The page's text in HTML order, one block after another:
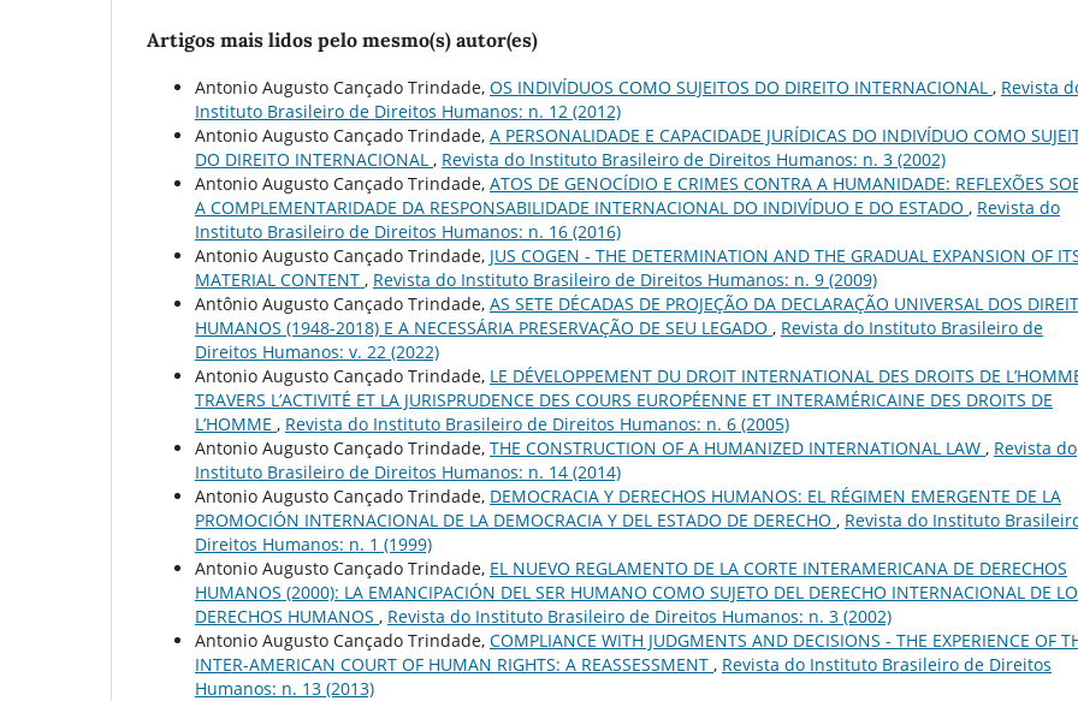
Artigos mais lidos pelo mesmo(s) autor(es)
Antonio Augusto Cançado Trindade, OS INDIVÍDUOS COMO SUJEITOS DO DIREITO INTERNACIONAL , Revista
Instituto Brasileiro de Direitos Humanos: n. 12 (2012)
Antonio Augusto Cançado Trindade, A PERSONALIDADE E CAPACIDADE JURÍDICAS DO INDIVÍDUO COMO
DO DIREITO INTERNACIONAL , Revista do Instituto Brasileiro de Direitos Humanos: n. 3 (2002)
Antonio Augusto Cançado Trindade, ATOS DE GENOCÍDIO E CRIMES CONTRA A HUMANIDADE: REFLEXÕES
A COMPLEMENTARIDADE DA RESPONSABILIDADE INTERNACIONAL DO INDIVÍDUO E DO ESTADO , Revista do
Instituto Brasileiro de Direitos Humanos: n. 16 (2016)
Antonio Augusto Cançado Trindade, JUS COGEN - THE DETERMINATION AND THE GRADUAL EXPANSION OF
MATERIAL CONTENT , Revista do Instituto Brasileiro de Direitos Humanos: n. 9 (2009)
Antônio Augusto Cançado Trindade, AS SETE DÉCADAS DE PROJEÇÃO DA DECLARAÇÃO UNIVERSAL DOS
HUMANOS (1948-2018) E A NECESSÁRIA PRESERVAÇÃO DE SEU LEGADO , Revista do Instituto Brasileiro de
Direitos Humanos: v. 22 (2022)
Antonio Augusto Cançado Trindade, LE DÉVELOPPEMENT DU DROIT INTERNATIONAL DES DROITS DE
TRAVERS L’ACTIVITÉ ET LA JURISPRUDENCE DES COURS EUROPÉENNE ET INTERAMÉRICAINE DES DROITS DE
L’HOMME , Revista do Instituto Brasileiro de Direitos Humanos: n. 6 (2005)
Antonio Augusto Cançado Trindade, THE CONSTRUCTION OF A HUMANIZED INTERNATIONAL LAW , Revista do
Instituto Brasileiro de Direitos Humanos: n. 14 (2014)
Antonio Augusto Cançado Trindade, DEMOCRACIA Y DERECHOS HUMANOS: EL RÉGIMEN EMERGENTE DE LA
PROMOCIÓN INTERNACIONAL DE LA DEMOCRACIA Y DEL ESTADO DE DERECHO , Revista do Instituto
Direitos Humanos: n. 1 (1999)
Antonio Augusto Cançado Trindade, EL NUEVO REGLAMENTO DE LA CORTE INTERAMERICANA DE DERECHOS
HUMANOS (2000): LA EMANCIPACIÓN DEL SER HUMANO COMO SUJETO DEL DERECHO INTERNACIONAL DE
DERECHOS HUMANOS , Revista do Instituto Brasileiro de Direitos Humanos: n. 3 (2002)
Antonio Augusto Cançado Trindade, COMPLIANCE WITH JUDGMENTS AND DECISIONS - THE EXPERIENCE OF
INTER-AMERICAN COURT OF HUMAN RIGHTS: A REASSESSMENT , Revista do Instituto Brasileiro de Direitos
Humanos: n. 13 (2013)